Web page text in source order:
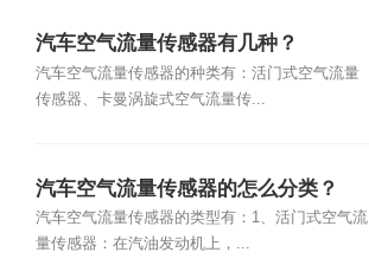
汽车空气流量传感器有几种？
汽车空气流量传感器的种类有：活门式空气流量
传感器、卡曼涡旋式空气流量传...
汽车空气流量传感器的怎么分类？
汽车空气流量传感器的类型有：1、活门式空气流
量传感器：在汽油发动机上，...